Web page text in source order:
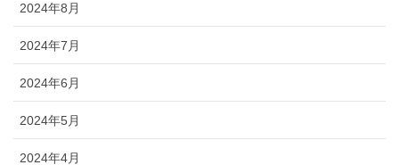
2024年8月
2024年7月
2024年6月
2024年5月
2024年4月